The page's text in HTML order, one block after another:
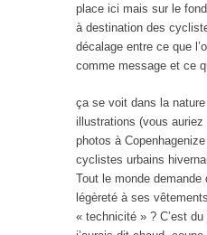
place ici mais sur le
à destination des
décalage entre ce que
comme message et ce
ça se voit dans la
illustrations (vous auriez
photos à
cyclistes urbains
Tout le monde
légèreté à ses
« technicité » ? C’est